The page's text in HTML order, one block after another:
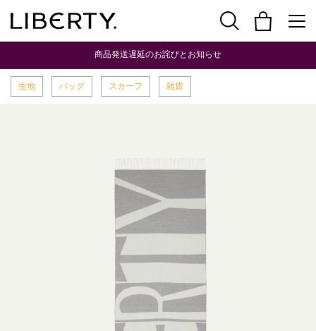
商品発送遅延のお詫びとお知らせ
生地 バッグ スカーフ 雑貨